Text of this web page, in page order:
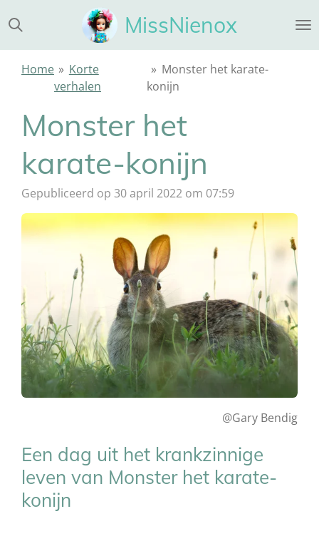
direct
naar
hoofdinhoud
MissNienox
Home » Korte
verhalen
» Monster het karate-
konijn
Monster het
karate-konijn
Gepubliceerd op 30 april 2022 om 07:59
@Gary Bendig
Een dag uit het krankzinnige
leven van Monster het karate-
konijn